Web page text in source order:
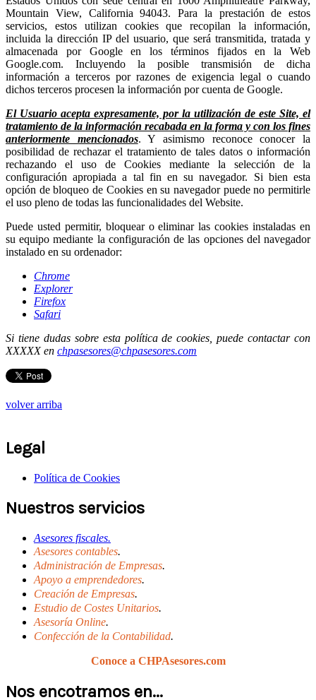
Mountain View, California 94043. Para la prestación de estos
servicios, estos utilizan cookies que recopilan la información,
incluida la dirección IP del usuario, que será transmitida, tratada y
almacenada por Google en los términos fijados en la Web
Google.com. Incluyendo la posible transmisión de dicha
información a terceros por razones de exigencia legal o cuando
dichos terceros procesen la información por cuenta de Google.
El Usuario acepta expresamente, por la utilización de este Site, el
tratamiento de la información recabada en la forma y con los fines
anteriormente mencionados. Y asimismo reconoce conocer la
posibilidad de rechazar el tratamiento de tales datos o información
rechazando el uso de Cookies mediante la selección de la
configuración apropiada a tal fin en su navegador. Si bien esta
opción de bloqueo de Cookies en su navegador puede no permitirle
el uso pleno de todas las funcionalidades del Website.
Puede usted permitir, bloquear o eliminar las cookies instaladas en
su equipo mediante la configuración de las opciones del navegador
instalado en su ordenador:
Chrome
Explorer
Firefox
Safari
Si tiene dudas sobre esta política de cookies, puede contactar con
XXXXX en chpasesores@chpasesores.com
volver arriba
Legal
Política de Cookies
Nuestros servicios
Asesores fiscales.
Asesores contables.
Administración de Empresas.
Apoyo a emprendedores.
Creación de Empresas.
Estudio de Costes Unitarios.
Asesoría Online.
Confección de la Contabilidad.
Conoce a CHPAsesores.com
Nos encotramos en...